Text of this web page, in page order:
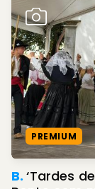
PREMIUM
B.‘Tardes